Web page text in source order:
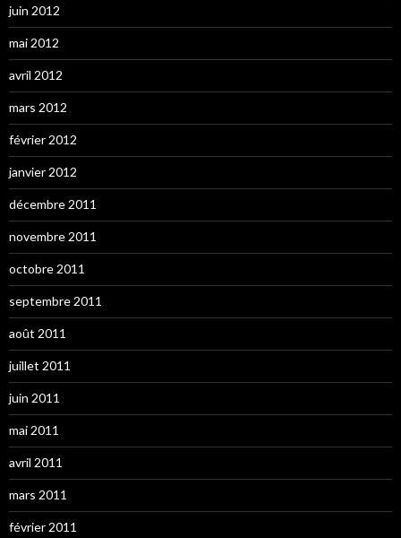
juin 2012
mai 2012
avril 2012
mars 2012
février 2012
janvier 2012
décembre 2011
novembre 2011
octobre 2011
septembre 2011
août 2011
juillet 2011
juin 2011
mai 2011
avril 2011
mars 2011
février 2011